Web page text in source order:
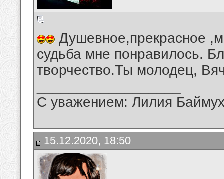
Душевное,прекрасное
судьба мне понравилось.
творчество.Ты молодец,
С уважением: Лилия
15.12.2020, 18:50